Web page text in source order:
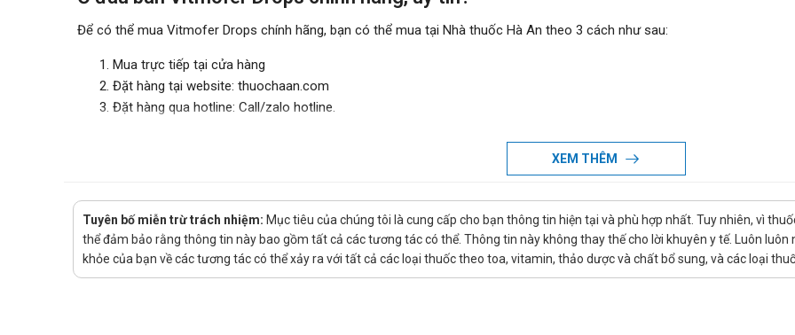
Để có thể mua Vitmofer Drops chính hãng, bạn có thể mua tại Nhà thuốc Hà An theo 3 cách như sau:
Mua trực tiếp tại cửa hàng
Đặt hàng tại website: thuochaan.com
Đặt hàng qua hotline: Call/zalo hotline.
Sự yêu mến và tin tưởng của khách hàng và các đối tác luôn là niềm tự hào và là sự thành công lớn nhất đối với Nhà thuốc Hà An.
XEM THÊM
Tuyên bố miễn trừ trách nhiệm: Mục tiêu của chúng tôi là cung cấp cho bạn thông tin hiện tại và phù hợp nhất. Tuy nhiên, vì
thể đảm bảo rằng thông tin này bao gồm tất cả các tương tác có thể. Thông tin này không thay thế cho lời khuyên y tế. Luôn
khỏe của bạn về các tương tác có thể xảy ra với tất cả các loại thuốc theo toa, vitamin, thảo dược và chất bổ sung, và các loại